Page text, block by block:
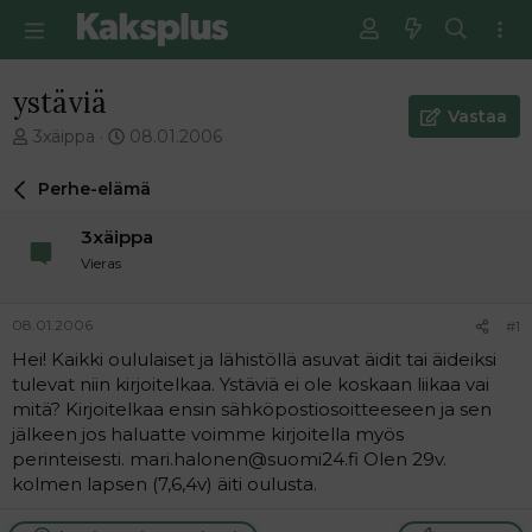
ystäviä
V
e
i
u
n
a
l
o
t
t
3xäippa
E
s
m
n
v
i
e
s
i
08.01.2006
Vastaa
Perhe-elämä
3xäippa
Vieras
08.01.2006 #1
Hei! Kaikki oululaiset ja lähistöllä asuvat äidit tai äideiksi
tulevat niin kirjoitelkaa. Ystäviä ei ole koskaan liikaa vai
mitä? Kirjoitelkaa ensin sähköpostiosoitteeseen ja sen
jälkeen jos haluatte voimme kirjoitella myös
perinteisesti. mari.halonen@suomi24.fi Olen 29v.
kolmen lapsen (7,6,4v) äiti oulusta.